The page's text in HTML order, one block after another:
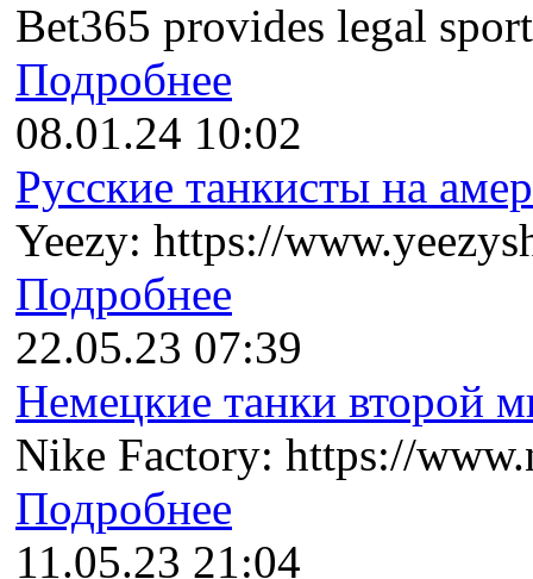
Bet365 provides legal
Подробнее
08.01.24 10:02
Русские танкисты на
Yeezy: https://
Подробнее
22.05.23 07:39
Немецкие танки второй
Nike Factory: https://
Подробнее
11.05.23 21:04